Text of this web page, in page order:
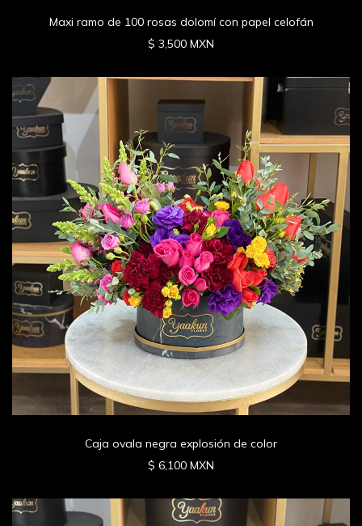
Maxi ramo de 100 rosas dolomí con papel celofán
$ 3,500 MXN
Caja ovala negra explosión de color
$ 6,100 MXN